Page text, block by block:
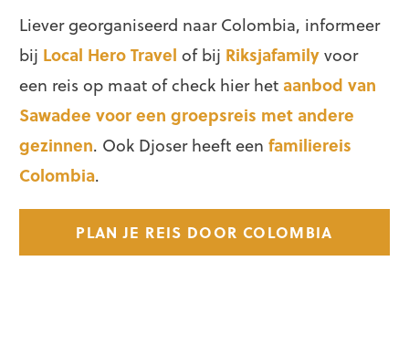
Liever georganiseerd naar Colombia, informeer
bij Local Hero Travel of bij Riksjafamilyvoor
een reis op maat of check hier hetaanbod van
Sawadee voor een groepsreis met andere
gezinnen. Ook Djoser heeft een familiereis
Colombia.
PLAN JE REIS DOOR COLOMBIA